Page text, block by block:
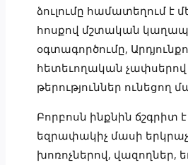
ձուլումը համատեղում է
հոսքով մշտական
օգտագործումը,
հետեւողական չափսերով
թերություններ ունեցող
Բորբոսն ինքնին ճշգրիտ
եզրափակիչ մասի
խոռոչներով, վազողներ,